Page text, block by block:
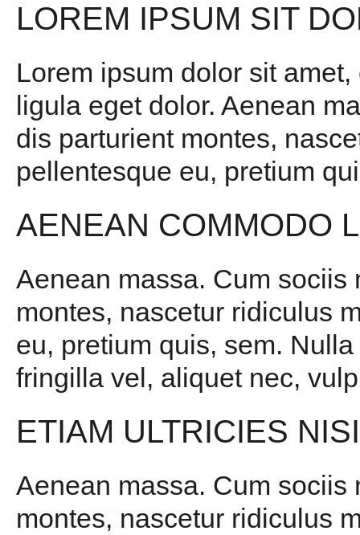
LOREM IPSUM SIT
Lorem ipsum dolor sit
ligula eget dolor. Aenean
dis parturient montes,
pellentesque eu, pretium
AENEAN COMMODO
Aenean massa. Cum
montes, nascetur ridiculus
eu, pretium quis, sem.
fringilla vel, aliquet nec,
ETIAM ULTRICIES
Aenean massa. Cum
montes, nascetur ridiculus